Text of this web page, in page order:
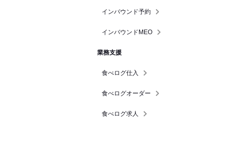
インバウンド予約
インバウンドMEO
業務支援
食べログ仕入
食べログオーダー
食べログ求人